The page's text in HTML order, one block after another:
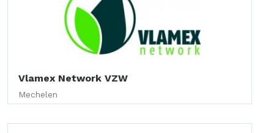
Vlamex Network VZW
Mechelen